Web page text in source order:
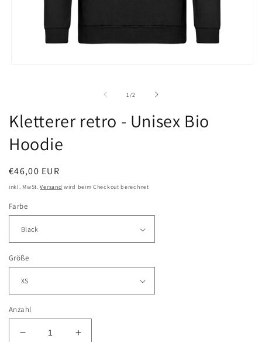
1 /von
2
Kletterer retro - Unisex Bio
Hoodie
Normaler
Preis
€46,00 EUR
inkl. MwSt.Versand wird beim Checkout berechnet
Farbe
Größe
Anzahl
Verringere
Erhöhe